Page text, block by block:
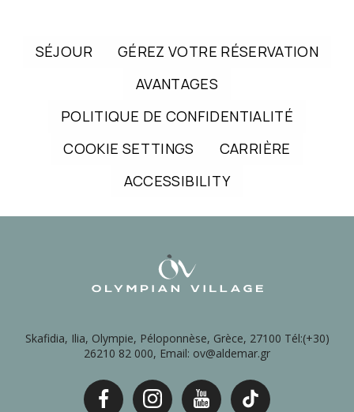
SÉJOUR
GÉREZ VOTRE RÉSERVATION
AVANTAGES
POLITIQUE DE CONFIDENTIALITÉ
COOKIE SETTINGS
CARRIÈRE
ACCESSIBILITY
Skafidia, Ilia, Olympie, Péloponnèse, Grèce, 27100 Tél:(+30)
26210 82 000, Email: ov@aldemar.gr